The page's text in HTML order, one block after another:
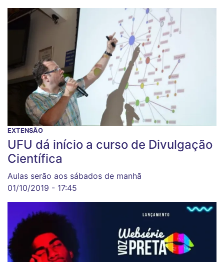
EXTENSÃO
UFU dá início a curso de Divulgação
Científica
Aulas serão aos sábados de manhã
01/10/2019 - 17:45